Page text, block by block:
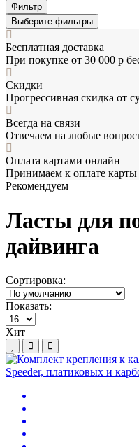
Фильтр
Выберите фильтры
Бесплатная доставка
При покупке от 30 000 р
Скидки
Прогрессивная скидка от
Всегда на связи
Отвечаем на любые
Оплата картами онлайн
Принимаем к оплате
Рекомендуем
Ласты для
дайвинга
Сортировка:
Показать:
Хит